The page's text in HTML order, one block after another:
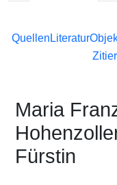
Quellen Literatur
Maria
Fürstin